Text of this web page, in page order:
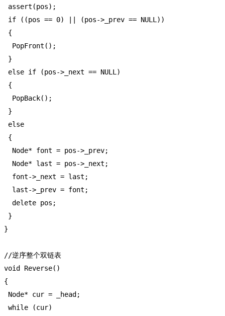
  assert(pos);
  if ((pos == 0) || (pos->_prev == NULL))
  {
   PopFront();
  }
  else if (pos->_next == NULL)
  {
   PopBack();
  }
  else
  {
   Node* font = pos->_prev;
   Node* last = pos->_next;
   font->_next = last;
   last->_prev = font;
   delete pos;
  }
}
//逆序整个双链表
void Reverse()
{
  Node* cur = _head;
  while (cur)